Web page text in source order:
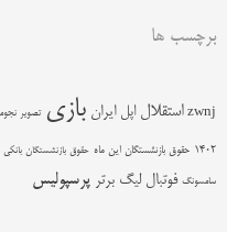
برچسب ها
zwnj استقلال اپل ایران بازی تصویر
1402 حقوق بازنشستگان این ماه حقوق بازنشستگان بانکی
سامسونگ فوتبال لیگ برتر پرسپولیس